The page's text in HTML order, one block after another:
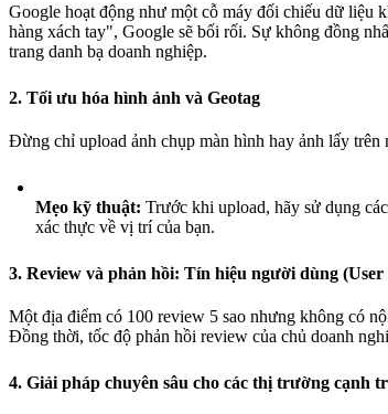
Google hoạt động như một cỗ máy đối chiếu dữ liệu
hàng xách tay", Google sẽ bối rối. Sự không đồng
trang danh bạ doanh nghiệp.
2. Tối ưu hóa hình ảnh và Geotag
Đừng chỉ upload ảnh chụp màn hình hay ảnh lấy
Mẹo kỹ thuật: Trước khi upload, hãy sử dụng
xác thực về vị trí của bạn.
3. Review và phản hồi: Tín hiệu người dùng (User
Một địa điểm có 100 review 5 sao nhưng không có
Đồng thời, tốc độ phản hồi review của chủ doanh
4. Giải pháp chuyên sâu cho các thị trường cạnh